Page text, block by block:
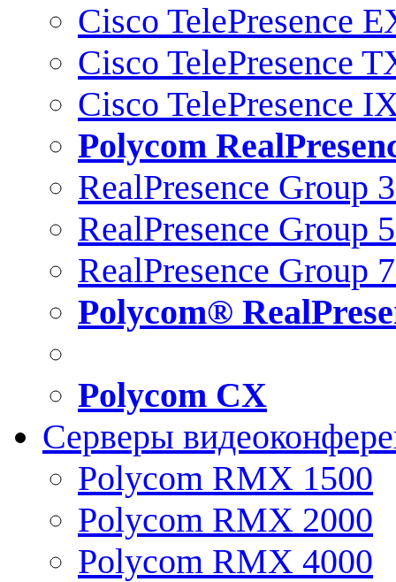
Cisco TelePresence
Cisco TelePresence
Cisco TelePresence
Polycom
RealPresence Group
RealPresence Group
RealPresence Group
Polycom®
Polycom CX
Серверы
Polycom RMX 1500
Polycom RMX 2000
Polycom RMX 4000